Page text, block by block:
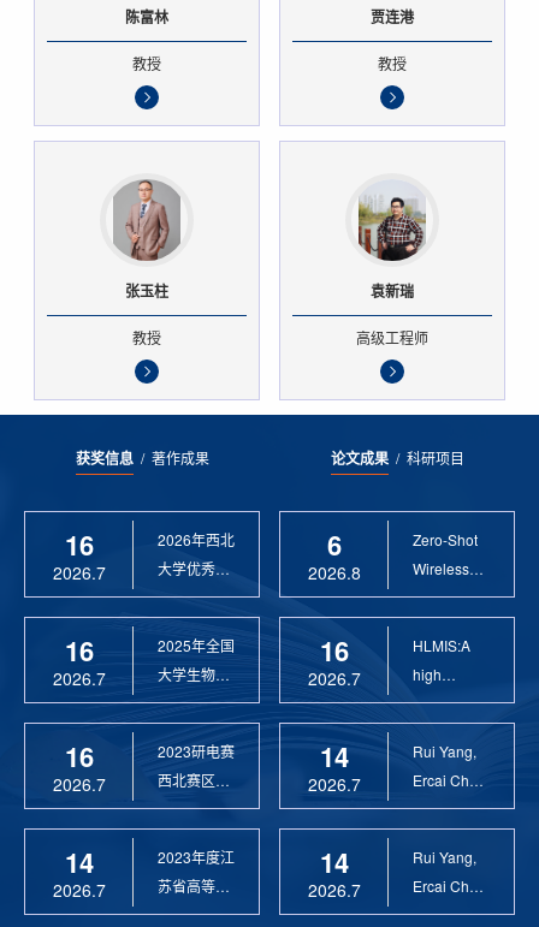
陈富林
教授
贾连港
教授
张玉柱
教授
袁新瑞
高级工程师
获奖信息/ 著作成果
16
2026.7
2026年西北
大学优秀硕
士论文指导
16
2026.7
2025年全国
大学生物联
网设计竞赛
16
2026.7
2023研电赛
西北赛区优
秀指导教师
14
2026.7
2023年度江
苏省高等学
校科学技术
论文成果/ 科研项目
6
2026.8
Zero-Shot
Wireless
Sensor
16
2026.7
HLMIS:A
high
Resolution
14
2026.7
Rui Yang,
Ercai Chen
and
14
2026.7
Rui Yang,
Ercai Chen
and